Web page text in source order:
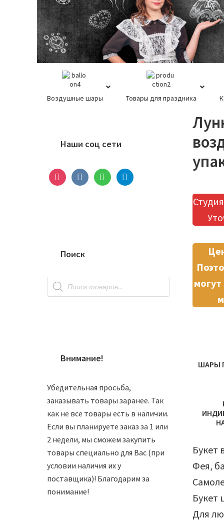
Воздушные шары Товары для праздника
ШАРЫ
Букет
Фея,
Букет
Для
сайдбар
Наши соц сети
instagramvkontaktewhatsapptelegram
Поиск
Поиск
товаров
Внимание!
Убедительная просьба,
заказывать товары заранее. Так
как не все товары есть в наличии.
Если вы планируете заказ за 1 или
2 недели, мы сможем закупить
товары специально для Вас (при
условии наличия их у
поставщика)! Благодарим за
понимание!